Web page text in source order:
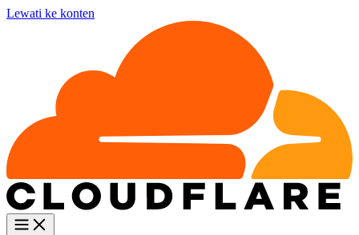
Lewati ke konten